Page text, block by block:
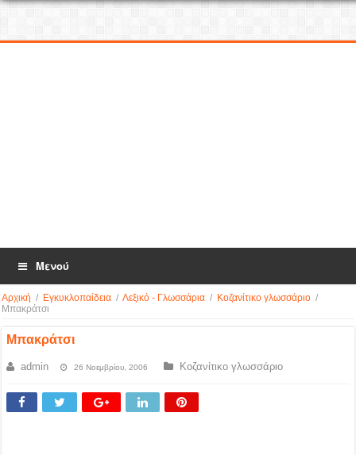
Μενού
Αρχική / Εγκυκλοπαίδεια / Λεξικό - Γλωσσάρια / Κοζανίτικο γλωσσάριο /
Μπακράτσι
Μπακράτσι
admin 26 Νοεμβρίου, 2006 Κοζανίτικο γλωσσάριο